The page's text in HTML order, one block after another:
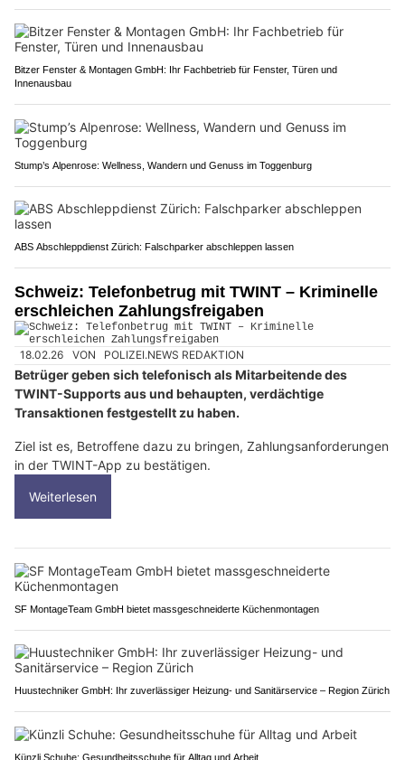
Bitzer Fenster & Montagen GmbH: Ihr Fachbetrieb für Fenster, Türen und
Innenausbau
Stump’s Alpenrose: Wellness, Wandern und Genuss im Toggenburg
ABS Abschleppdienst Zürich: Falschparker abschleppen lassen
Schweiz: Telefonbetrug mit TWINT – Kriminelle
erschleichen Zahlungsfreigaben
18.02.26 VON POLIZEI.NEWS REDAKTION
Betrüger geben sich telefonisch als Mitarbeitende des
TWINT-Supports aus und behaupten, verdächtige
Transaktionen festgestellt zu haben.
Ziel ist es, Betroffene dazu zu bringen, Zahlungsanforderungen
in der TWINT-App zu bestätigen.
Weiterlesen
SF MontageTeam GmbH bietet massgeschneiderte Küchenmontagen
Huustechniker GmbH: Ihr zuverlässiger Heizung- und Sanitärservice – Region Zürich
Künzli Schuhe: Gesundheitsschuhe für Alltag und Arbeit